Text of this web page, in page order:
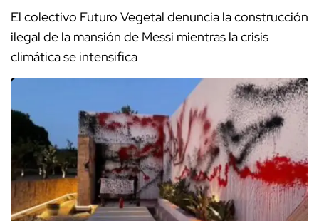
El colectivo Futuro Vegetal denuncia la construcción
ilegal de la mansión de Messi mientras la crisis
climática se intensifica